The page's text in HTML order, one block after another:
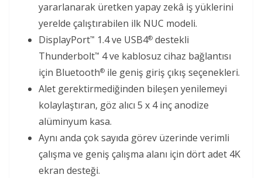
yararlanarak üretken yapay zekâ iş yüklerini
yerelde çalıştırabilen ilk NUC modeli.
DisplayPort™ 1.4 ve USB4® destekli
Thunderbolt™ 4 ve kablosuz cihaz bağlantısı
için Bluetooth® ile geniş giriş çıkış seçenekleri.
Alet gerektirmediğinden bileşen yenilemeyi
kolaylaştıran, göz alıcı 5 x 4 inç anodize
alüminyum kasa.
Aynı anda çok sayıda görev üzerinde verimli
çalışma ve geniş çalışma alanı için dört adet 4K
ekran desteği.